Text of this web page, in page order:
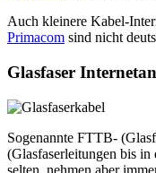
Auch kleinere Kabel-
Primacom sind nicht
Glasfaser
Sogenannte FTTB-
(Glasfaserleitungen bis
selten, nehmen aber